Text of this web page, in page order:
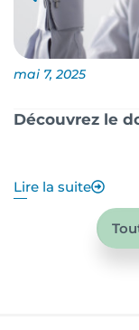
mai 7, 2025
Découvrez le
Lire la suite